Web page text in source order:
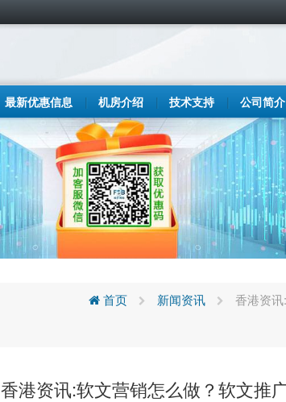
最新优惠信息 机房介绍 技术支持 公司简介
首页 新闻资讯 香港资
香港资讯:软文营销怎么做？软文推